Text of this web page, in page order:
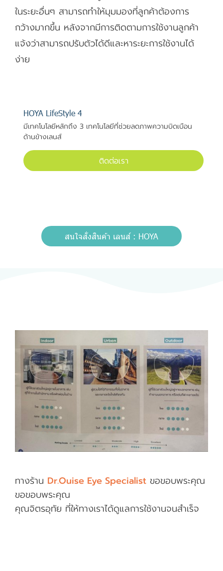
ในระยะอื่นๆ สามารถทำให้มุมมองที่ลูกค้าต้องการ
กว้างมากขึ้น หลังจากมีการติดตามการใช้งานลูกค้า
แจ้งว่าสามารถปรับตัวได้ดีและหาระยะการใช้งานได้
ง่าย
HOYA LifeStyle 4
มีเทคโนโลยีหลักถึง 3 เทคโนโลยีที่ช่วยลดภาพความบิดเบือน
ด้านข้างเลนส์
ติดต่อเรา
สนใจสั่งสินค้า เลนส์ : HOYA
ทางร้าน Dr.Ouise Eye Specialist ขอขอบพระคุณ
ขอขอบพระคุณ
คุณจิตรอุทัย ที่ให้ทางเราได้ดูแลการใช้งานจนสำเร็จ